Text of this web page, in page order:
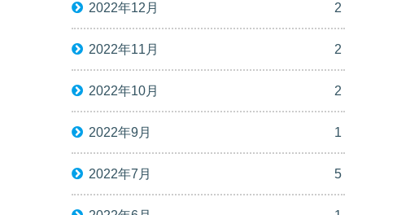
2022年12月 2
2022年11月 2
2022年10月 2
2022年9月 1
2022年7月 5